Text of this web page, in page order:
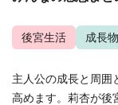
後宮生活 成長
主人公の成長と周囲
高めます。莉杏が後